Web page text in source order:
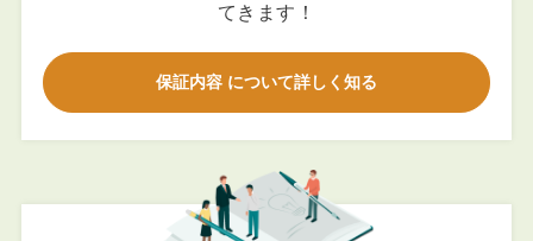
てきます！
保証内容 について詳しく知る